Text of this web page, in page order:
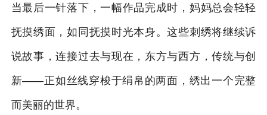
当最后一针落下，一幅作品完成时，妈妈总会轻轻
抚摸绣面，如同抚摸时光本身。这些刺绣将继续诉
说故事，连接过去与现在，东方与西方，传统与创
新——正如丝线穿梭于绢帛的两面，绣出一个完整
而美丽的世界。